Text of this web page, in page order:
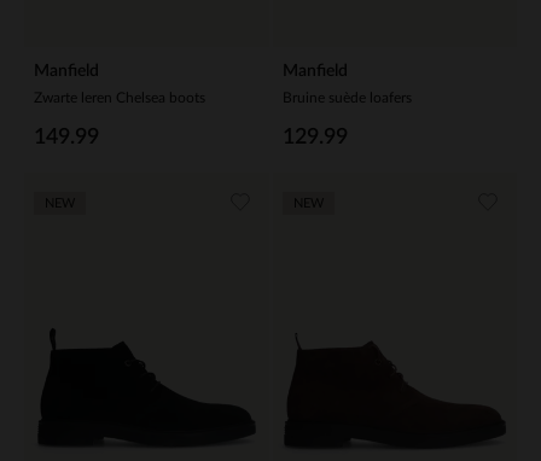
Manfield
Zwarte leren Chelsea boots
149.99
Manfield
Bruine suède loafers
129.99